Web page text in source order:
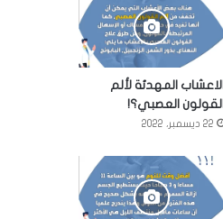
الاعشاب المهدئة لألم
القولون العصبي؟!
22 ديسمبر، 2022